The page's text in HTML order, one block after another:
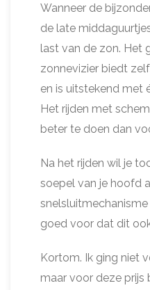
Wanneer de
de late
last van de zon. Het
zonnevizier biedt
en is uitstekend met
Het rijden met
beter te doen dan
Na het rijden wil je
soepel van je hoofd
goed voor dat dit
Kortom. Ik ging niet
maar voor deze prijs